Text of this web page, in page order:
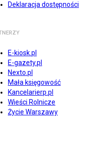
Deklaracja dostępności
E-kiosk.pl
E-gazety.pl
Nexto.pl
Mała księgowość
Kancelarierp.pl
Wieści Rolnicze
Życie Warszawy